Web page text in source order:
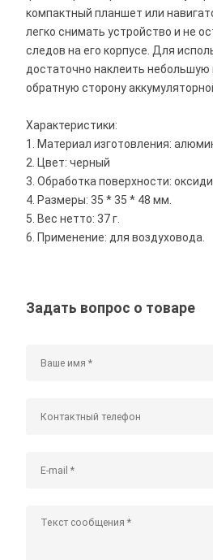
компактный планшет или
легко снимать устройство и не
следов на его корпусе. Для
достаточно наклеить небольшую
обратную сторону
Характеристики:
1. Материал изготовления:
2. Цвет: черный
3. Обработка поверхности:
4. Размеры: 35 * 35 * 48 мм.
5. Вес нетто: 37 г.
6. Применение: для воздуховода.
Задать вопрос о товаре